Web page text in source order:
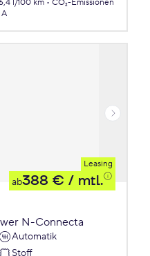
l/100 km
CO₂-Emissionen
A
Leasing
ab388 € / mtl.
N-Connecta
Automatik
Stoff